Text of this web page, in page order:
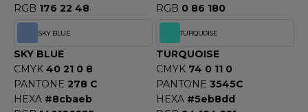
ONE TOWELLING
RGB 176 22 48
RGB 0 86 180
SKY BLUE
SKY BLUE
CMYK 40 21 0 8
PANTONE 278 C
HEXA #8cbaeb
TURQUOISE
TURQUOISE
CMYK 74 0 11 0
PANTONE 3545C
HEXA #5eb8dd